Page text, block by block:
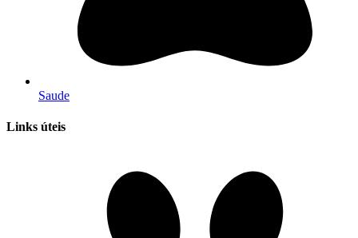
Saude
Links úteis